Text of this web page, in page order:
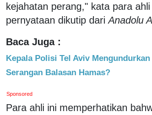
kejahatan perang," kata para
pernyataan dikutip dariAnadolu
Baca Juga :
Kepala Polisi Tel Aviv
Serangan Balasan Hamas?
Sponsored
Para ahli ini memperhatikan